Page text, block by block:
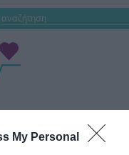
My Personal